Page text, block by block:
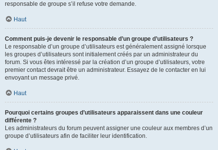
responsable de groupe s’il refuse votre demande.
Haut
Comment puis-je devenir le responsable d’un groupe d’utilisateurs ?
Le responsable d’un groupe d’utilisateurs est généralement assigné lorsque
les groupes d’utilisateurs sont initialement créés par un administrateur du
forum. Si vous êtes intéressé par la création d’un groupe d’utilisateurs, votre
premier contact devrait être un administrateur. Essayez de le contacter en lui
envoyant un message privé.
Haut
Pourquoi certains groupes d’utilisateurs apparaissent dans une couleur
différente ?
Les administrateurs du forum peuvent assigner une couleur aux membres d’un
groupe d’utilisateurs afin de faciliter leur identification.